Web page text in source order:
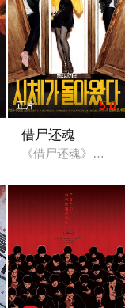
正片 5.0
借尸还魂
《借尸还魂》中三